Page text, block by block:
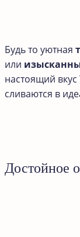
Будь то уютная
или
настоящий вкус
сливаются в
Достойное